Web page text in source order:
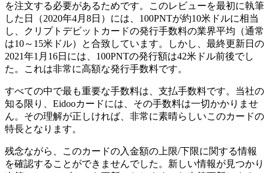
を注文する必要があるためです。このレビューを最初に執筆
した日（2020年4月8日）には、100PNTが約10米ドルに相当
し、クリプトデビットカードの発行手数料の業界平均（通常
は10～15米ドル）と合致しています。しかし、最終更新日の
2021年1月16日には、100PNTの発行額は42米ドル前後でし
た。これは非常に高額な発行手数料です。
すべての中で最も重要な手数料は、支払手数料です。当社の
知る限り、Eidooカードには、その手数料は一切かかりませ
ん。その理解が正しければ、非常に素晴らしいこのカードの
特長となります。
残念ながら、このカードの入金額の上限/下限に関する情報
を確認することができませんでした。新しい情報が見つかり